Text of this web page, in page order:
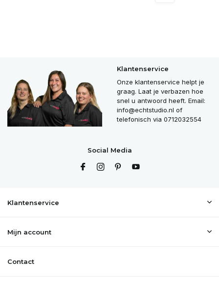
Klantenservice
Onze klantenservice helpt je
graag. Laat je verbazen hoe
snel u antwoord heeft. Email:
info@echtstudio.nl of
telefonisch via 0712032554
Social Media
Klantenservice
Mijn account
Contact